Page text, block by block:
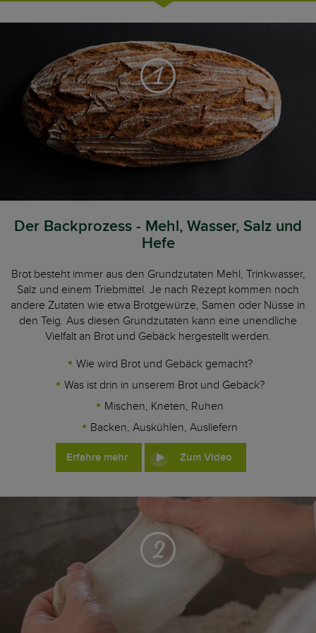
1
Der Backprozess - Mehl, Wasser, Salz und
Hefe
Brot besteht immer aus den Grundzutaten Mehl, Trinkwasser,
Salz und einem Triebmittel. Je nach Rezept kommen noch
andere Zutaten wie etwa Brotgewürze, Samen oder Nüsse in
den Teig. Aus diesen Grundzutaten kann eine unendliche
Vielfalt an Brot und Gebäck hergestellt werden.
Wie wird Brot und Gebäck gemacht?
Was ist drin in unserem Brot und Gebäck?
Mischen, Kneten, Ruhen
Backen, Auskühlen, Ausliefern
Erfahre mehr Zum Video
2